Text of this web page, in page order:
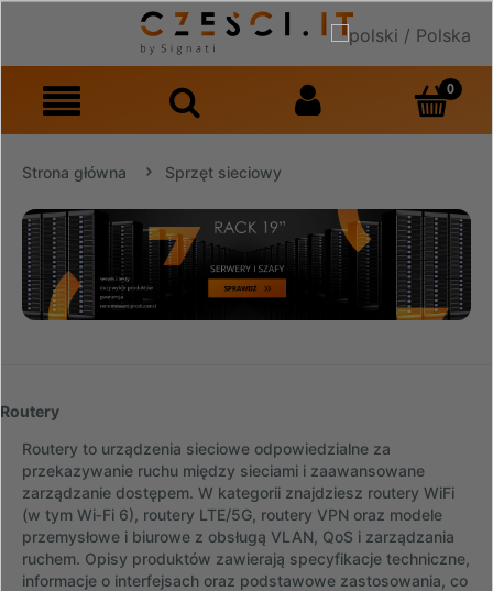
Strona główna Sprzęt sieciowy
Routery
Routery to urządzenia sieciowe odpowiedzialne za
przekazywanie ruchu między sieciami i zaawansowane
zarządzanie dostępem. W kategorii znajdziesz routery WiFi
(w tym Wi‑Fi 6), routery LTE/5G, routery VPN oraz modele
przemysłowe i biurowe z obsługą VLAN, QoS i zarządzania
ruchem. Opisy produktów zawierają specyfikacje techniczne,
informacje o interfejsach oraz podstawowe zastosowania, co